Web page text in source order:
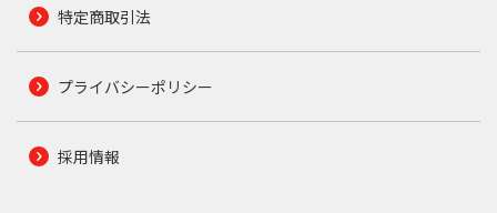
特定商取引法
プライバシーポリシー
採用情報